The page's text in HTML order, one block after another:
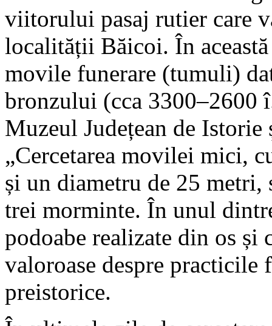
viitorului pasaj rutier care
localității Băicoi. În
movile funerare (tumuli)
bronzului (cca 3300–2600
Muzeul Județean de
„Cercetarea movilei mici,
și un diametru de 25
trei morminte. În unul
podoabe realizate din os
valoroase despre
preistorice.